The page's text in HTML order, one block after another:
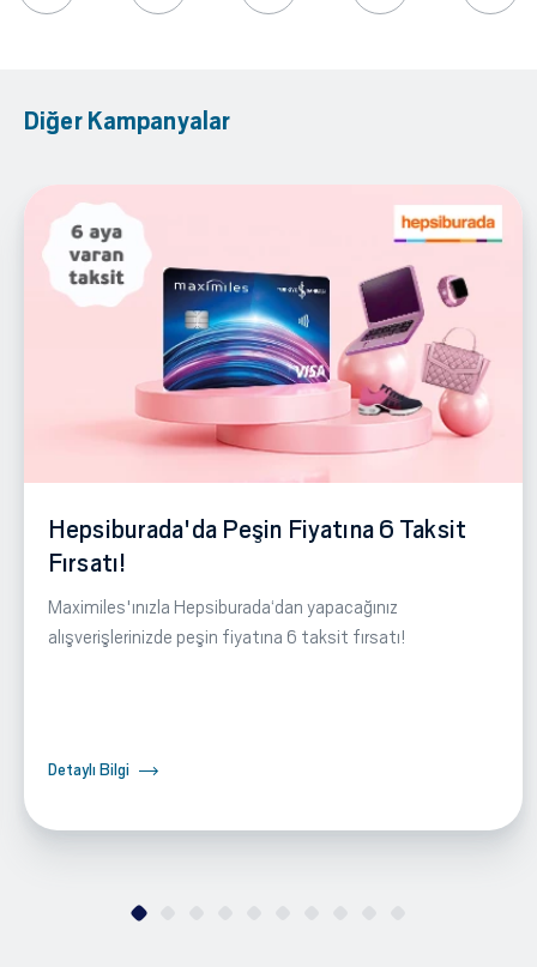
Diğer Kampanyalar
Hepsiburada'da Peşin Fiyatına 6 Taksit
Fırsatı!
Maximiles'ınızla Hepsiburada‘dan yapacağınız
alışverişlerinizde peşin fiyatına 6 taksit fırsatı!
Detaylı Bilgi